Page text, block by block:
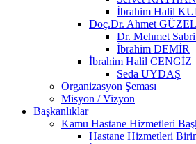
İbrahim Halil
Doç.Dr. Ahmet
Dr. Mehmet
İbrahim DEMİR
İbrahim Halil CENGİZ
Seda UYDAŞ
Organizasyon Şeması
Misyon / Vizyon
Başkanlıklar
Kamu Hastane Hizmetleri
Hastane Hizmetleri